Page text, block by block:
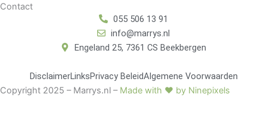
Contact
055 506 13 91
info@marrys.nl
Engeland 25, 7361 CS Beekbergen
DisclaimerLinksPrivacy BeleidAlgemene Voorwaarden
Copyright 2025 – Marrys.nl – Made with ♥ by Ninepixels